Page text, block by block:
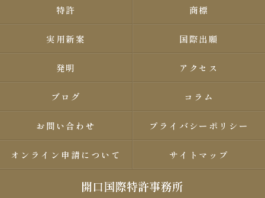
特許 商標
実用新案 国際出願
発明 アクセス
ブログ コラム
お問い合わせ プライバシーポリシー
オンライン申請について サイトマップ